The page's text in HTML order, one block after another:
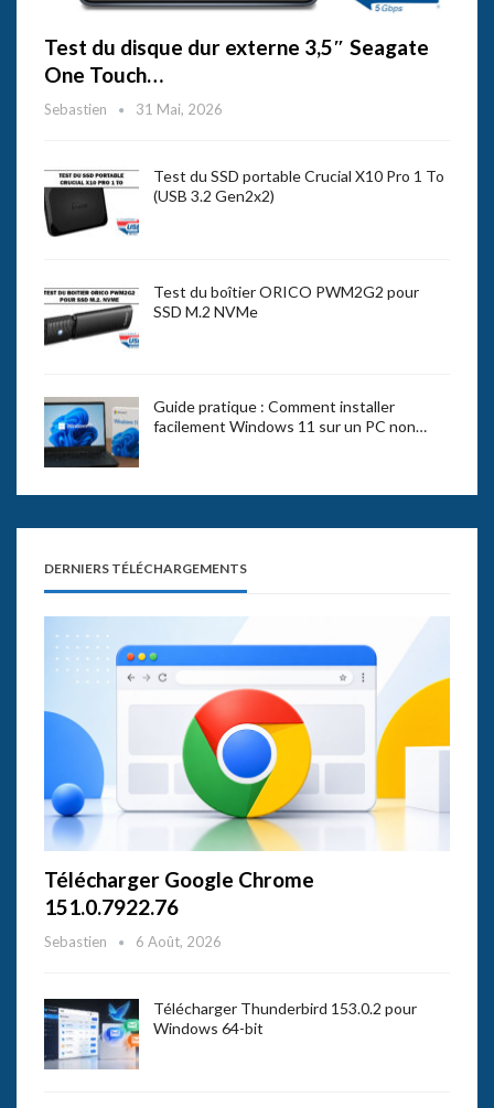
Test du disque dur externe 3,5″ Seagate
One Touch…
Sebastien 31 Mai, 2026
Test du SSD portable Crucial X10 Pro 1 To
(USB 3.2 Gen2x2)
Test du boîtier ORICO PWM2G2 pour
SSD M.2 NVMe
Guide pratique : Comment installer
facilement Windows 11 sur un PC non…
DERNIERS TÉLÉCHARGEMENTS
Télécharger Google Chrome
151.0.7922.76
Sebastien 6 Août, 2026
Télécharger Thunderbird 153.0.2 pour
Windows 64-bit